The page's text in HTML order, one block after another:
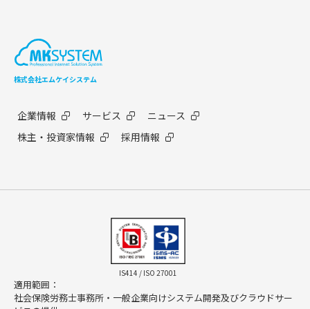
株式会社エムケイシステム
企業情報 サービス
ニュース
株主・投資家情報
採用情報
IS414 / ISO 27001
適用範囲：
社会保険労務士事務所・一般企業向けシステム開発及びクラウドサー